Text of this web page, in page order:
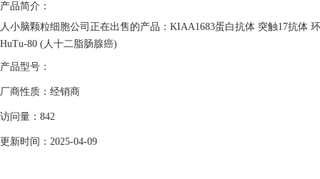
产品简介：
人小脑颗粒细胞公司正在出售的产品：KIAA1683蛋白抗体 突触17抗体
HuTu-80 (人十二脂肠腺癌)
产品型号：
厂商性质：经销商
访问量：842
更新时间：2025-04-09